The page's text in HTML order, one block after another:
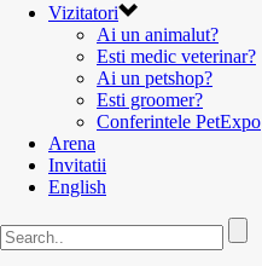
Vizitatori
Ai un animalut?
Esti medic veterinar?
Ai un petshop?
Esti groomer?
Conferintele PetExpo
Arena
Invitatii
English